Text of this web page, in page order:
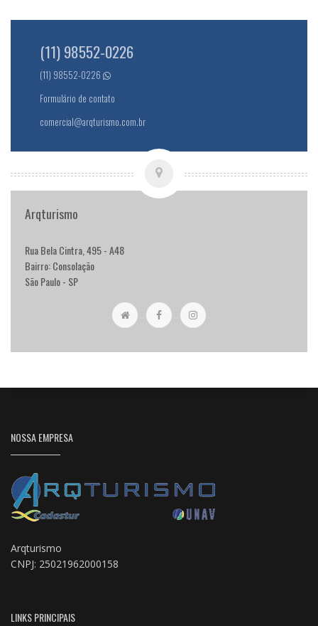
(11) 98552-0226
(11) 98552-0226
Formulário de contato
comercial@arqturismo.com.br
Arqturismo
Rua Bela Cintra, 495 - A48
Bairro: Consolação
São Paulo - SP
NOSSA EMPRESA
Arqturismo
CNPJ: 25021962000158
LINKS PRINCIPAIS